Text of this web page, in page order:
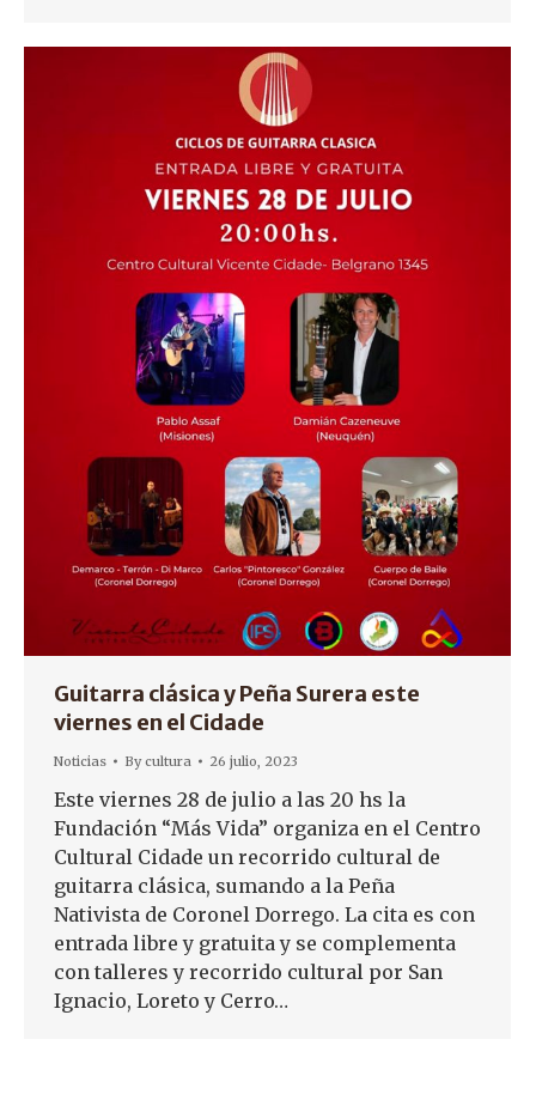
Guitarra clásica y Peña Surera este
viernes en el Cidade
Noticias Bycultura 26 julio, 2023
Este viernes 28 de julio a las 20 hs la
Fundación “Más Vida” organiza en el Centro
Cultural Cidade un recorrido cultural de
guitarra clásica, sumando a la Peña
Nativista de Coronel Dorrego. La cita es con
entrada libre y gratuita y se complementa
con talleres y recorrido cultural por San
Ignacio, Loreto y Cerro…